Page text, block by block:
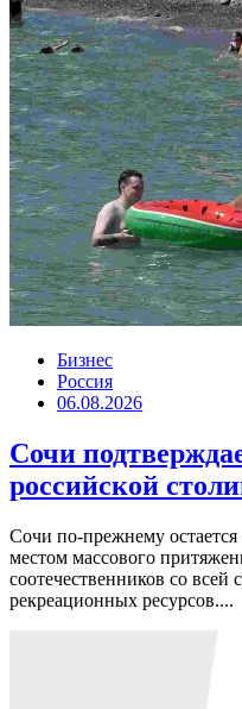
Бизнес
Россия
06.08.2026
Сочи
российской
Сочи по-прежнему
местом массового
соотечественников со всей
рекреационных ресурсов....